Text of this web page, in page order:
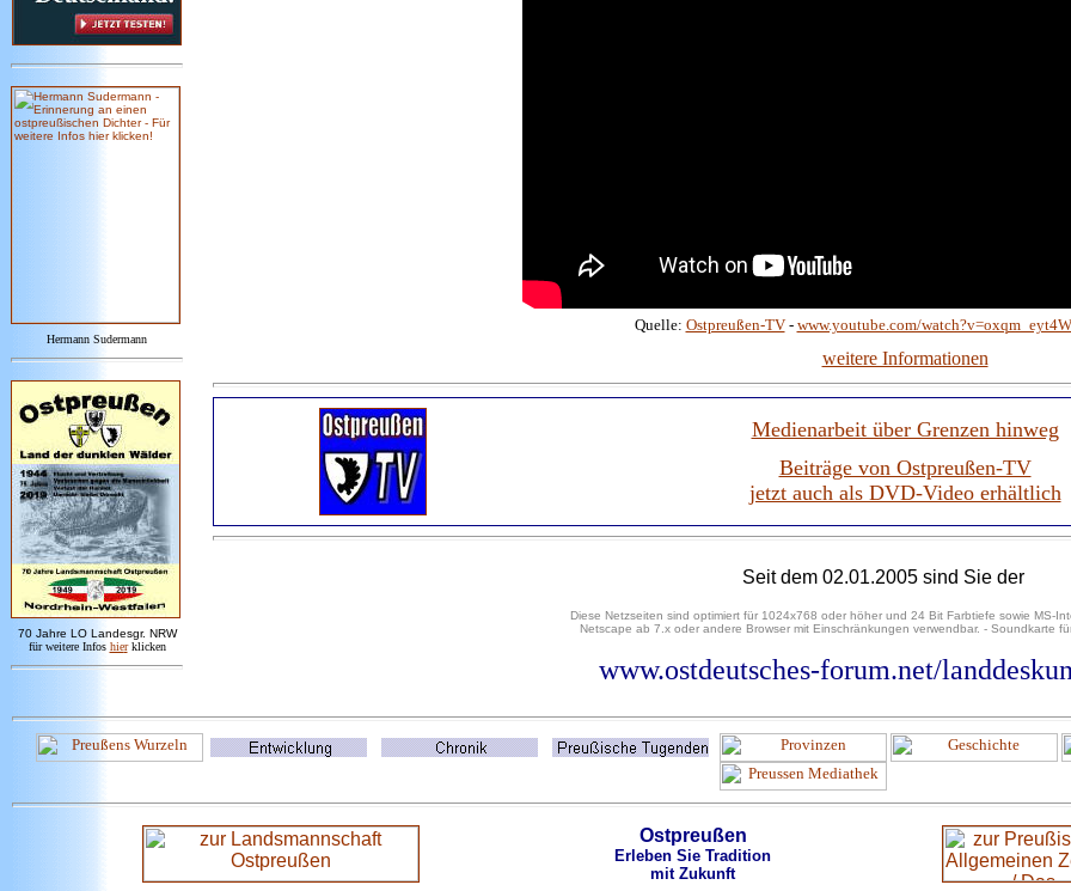
Hermann Sudermann
70 Jahre LO Landesgr. NRW
für weitere Infos hier klicken
Quelle: Ostpreußen-TV- www.youtube.com/
weitere Informationen
Medienarbeit über Grenzen hinweg
Beiträge von Ostpreußen-TV
jetzt auch als DVD-Video erhältlich
Seit dem 02.01.2005 sind Sie der
Diese Netzseiten sind optimiert für 1024x768 oder höher und 24 Bit Farbtiefe sowie MS-
Netscape ab 7.x oder andere Browser mit Einschränkungen verwendbar. - Soundkarte
www.ostdeutsches-forum.net/
Ostpreußen
Erleben Sie Tradition
mit Zukunft